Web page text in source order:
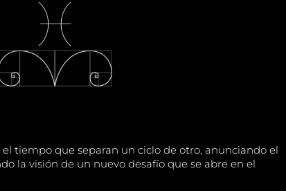
tiempo que separan un ciclo de otro, anunciando el
la visión de un nuevo desafío que se abre en el